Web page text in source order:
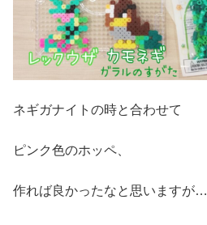
ネギガナイトの時と合わせて
ピンク色のホッペ、
作れば良かったなと思いますが…